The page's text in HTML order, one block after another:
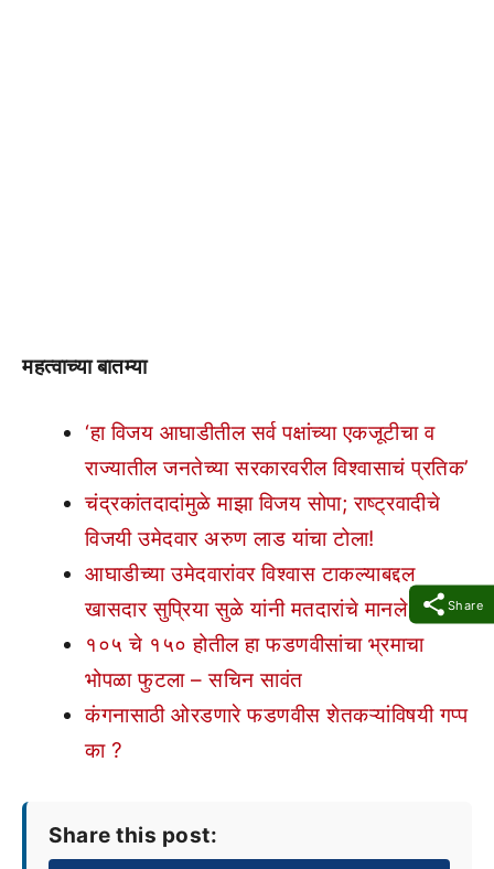
Share
महत्वाच्या बातम्या
‘हा विजय आघाडीतील सर्व पक्षांच्या एकजूटीचा व
राज्यातील जनतेच्या सरकारवरील विश्वासाचं प्रतिक’
चंद्रकांतदादांमुळे माझा विजय सोपा; राष्ट्रवादीचे
विजयी उमेदवार अरुण लाड यांचा टोला!
आघाडीच्या उमेदवारांवर विश्वास टाकल्याबद्दल
खासदार सुप्रिया सुळे यांनी मतदारांचे मानले आभार
१०५ चे १५० होतील हा फडणवीसांचा भ्रमाचा
भोपळा फुटला – सचिन सावंत
कंगनासाठी ओरडणारे फडणवीस शेतकऱ्यांविषयी गप्प
का ?
Share this post: